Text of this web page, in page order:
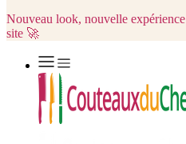
Nouveau look, nouvelle
site 🚀